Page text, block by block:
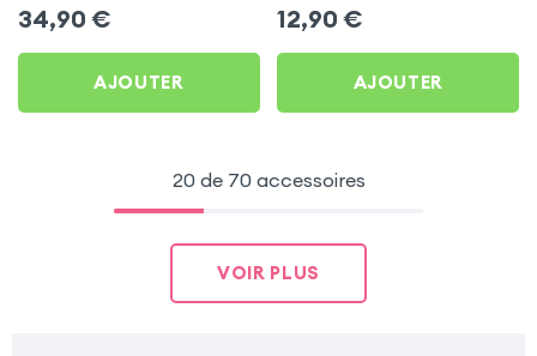
34,90 €
AJOUTER
12,90 €
AJOUTER
20 de 70 accessoires
VOIR PLUS